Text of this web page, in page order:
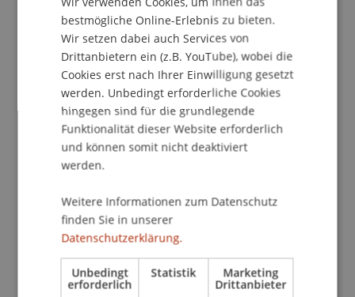
Salamander-Schuhfabrik in Kornwestheim von
Philipp Jakob Manz im Jahr 1927. In D.
Stockhammer, A. Staufer & D. Meyer (Eds.),
Weiterbauen in Stahl. Architektur der
Aufstockung.
(pp. 38-49). Zürich: Park Books.
Publikationsart
Mitarbeitende
Prof. Dr. Daniel Stockhammer
bestmögliche Online-Erlebnis zu bieten.
Wir setzen dabei auch Services von
Drittanbietern ein (z.B. YouTube), wobei die
Cookies erst nach Ihrer Einwilligung gesetzt
werden. Unbedingt erforderliche Cookies
hingegen sind für die grundlegende
Funktionalität dieser Website erforderlich
und können somit nicht deaktiviert
werden.
Weitere Informationen zum Datenschutz
finden Sie in unserer
Datenschutzerklärung.
Unbedingt
erforderlich
Statistik Marketing
Drittanbieter